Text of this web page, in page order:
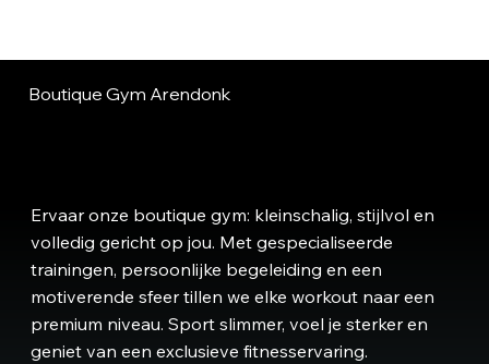
Boutique Gym Arendonk
Ervaar onze boutique gym: kleinschalig, stijlvol en
volledig gericht op jou. Met gespecialiseerde
trainingen, persoonlijke begeleiding en een
motiverende sfeer tillen we elke workout naar een
premium niveau. Sport slimmer, voel je sterker en
geniet van een exclusieve fitnesservaring.